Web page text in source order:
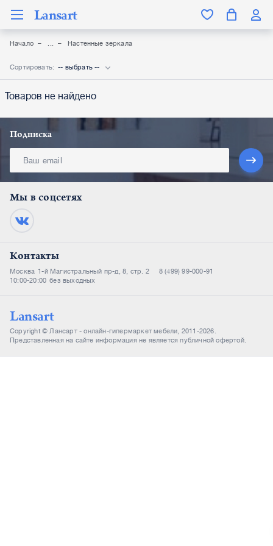
Lansart
Начало Настенные зеркала
Сортировать: -- выбрать --
Товаров не найдено
Подписка
Мы в соцсетях
Контакты
Москва 1-й Магистральный пр-д, 8, стр. 2
8 (499) 99-000-91
10:00-20:00 без выходных
Lansart
Copyright © Лансарт - онлайн-гипермаркет мебели, 2011-2026.
Представленная на сайте информация не является публичной офертой.